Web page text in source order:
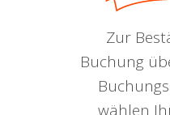
Zur
Buchung
wählen